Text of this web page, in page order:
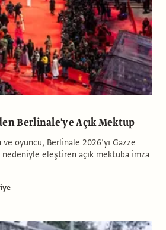
Berlinale'ye Açık Mektup
oyuncu, Berlinale 2026’yı Gazze
eleştiren açık mektuba imza